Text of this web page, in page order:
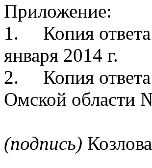
Приложение:
1.
Копия
января 2014 г.
2.
Копия
Омской области
(подпись)